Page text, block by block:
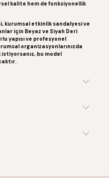
kalite hem de fonksiyonellik
kurumsal etkinlik sandalyesi ve
için Beyaz ve Siyah Deri
yapısı ve profesyonel
organizasyonlarınızda
bu model